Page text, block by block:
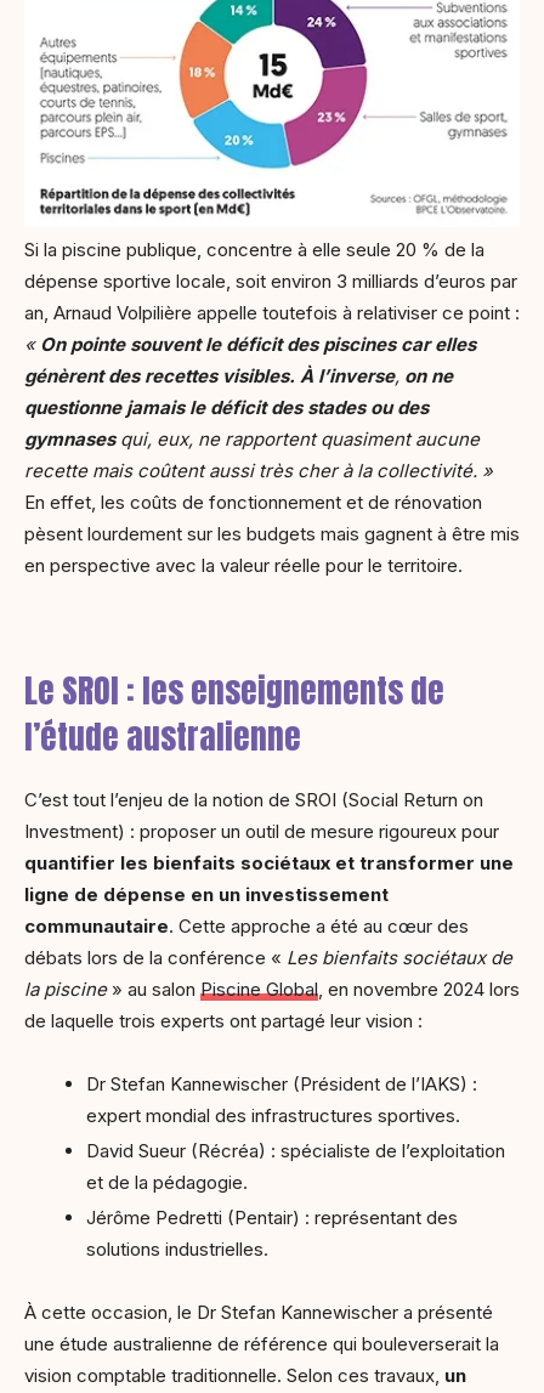
Si la piscine publique, concentre à elle seule 20 % de la
dépense sportive locale, soit environ 3 milliards d’euros par
an, Arnaud Volpilière appelle toutefois à relativiser ce point :
« On pointe souvent le déficit des piscines car elles
génèrent des recettes visibles. À l’inverse, on ne
questionne jamais le déficit des stades ou des
gymnasesqui, eux, ne rapportent quasiment aucune
recette mais coûtent aussi très cher à la collectivité. »
En effet, les coûts de fonctionnement et de rénovation
pèsent lourdement sur les budgets mais gagnent à être mis
en perspective avec la valeur réelle pour le territoire.
Le SROI : les enseignements de
l’étude australienne
C’est tout l’enjeu de la notion de SROI (Social Return on
Investment) : proposer un outil de mesure rigoureux pour
quantifier les bienfaits sociétaux et transformer une
ligne de dépense en un investissement
communautaire. Cette approche a été au cœur des
débats lors de la conférence « Les bienfaits sociétaux de
la piscine» au salon Piscine Global, en novembre 2024 lors
de laquelle trois experts ont partagé leur vision :
Dr Stefan Kannewischer (Président de l’IAKS) :
expert mondial des infrastructures sportives.
David Sueur (Récréa) : spécialiste de l’exploitation
et de la pédagogie.
Jérôme Pedretti (Pentair) : représentant des
solutions industrielles.
À cette occasion, le Dr Stefan Kannewischer a présenté
une étude australienne de référence qui bouleverserait la
vision comptable traditionnelle. Selon ces travaux, un